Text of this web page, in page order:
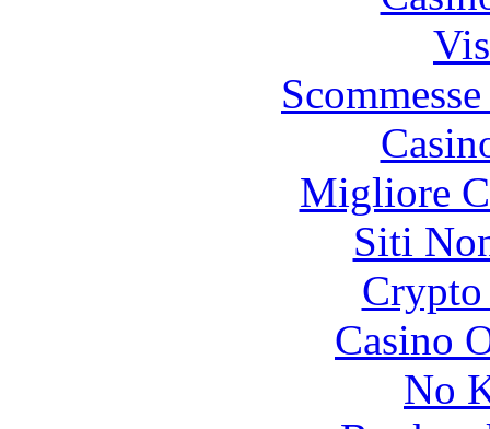
Migliore
Siti
Casino
No